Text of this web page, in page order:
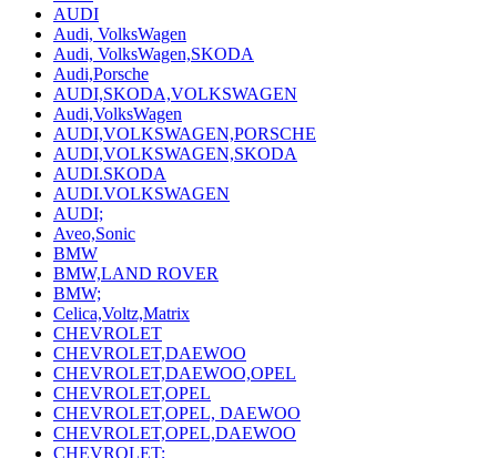
AUDI
Audi, VolksWagen
Audi, VolksWagen,SKODA
Audi,Porsche
AUDI,SKODA,VOLKSWAGEN
Audi,VolksWagen
AUDI,VOLKSWAGEN,PORSCHE
AUDI,VOLKSWAGEN,SKODA
AUDI.SKODA
AUDI.VOLKSWAGEN
AUDI;
Aveo,Sonic
BMW
BMW,LAND ROVER
BMW;
Celica,Voltz,Matrix
CHEVROLET
CHEVROLET,DAEWOO
CHEVROLET,DAEWOO,OPEL
CHEVROLET,OPEL
CHEVROLET,OPEL, DAEWOO
CHEVROLET,OPEL,DAEWOO
CHEVROLET;